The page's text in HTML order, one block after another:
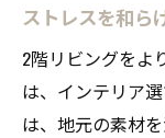
ストレスを和ら
2階リビングをよ
は、インテリア
は、地元の素材